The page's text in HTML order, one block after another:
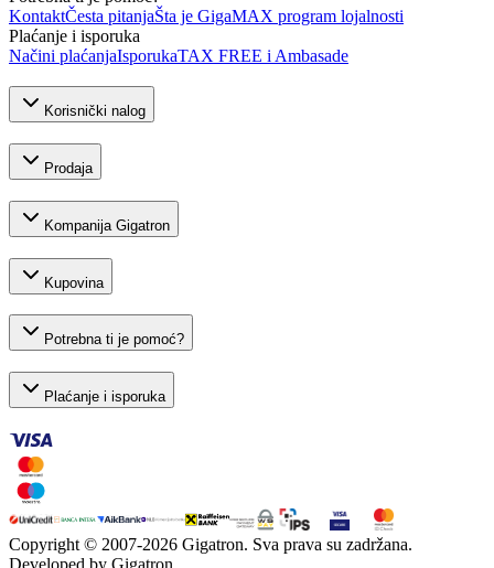
KontaktČesta pitanjaŠta je GigaMAX program lojalnosti
Plaćanje i isporuka
Načini plaćanjaIsporukaTAX FREE i Ambasade
Korisnički nalog
Prodaja
Kompanija Gigatron
Kupovina
Potrebna ti je pomoć?
Plaćanje i isporuka
Copyright © 2007-2026 Gigatron. Sva prava su zadržana.
Developed by Gigatron